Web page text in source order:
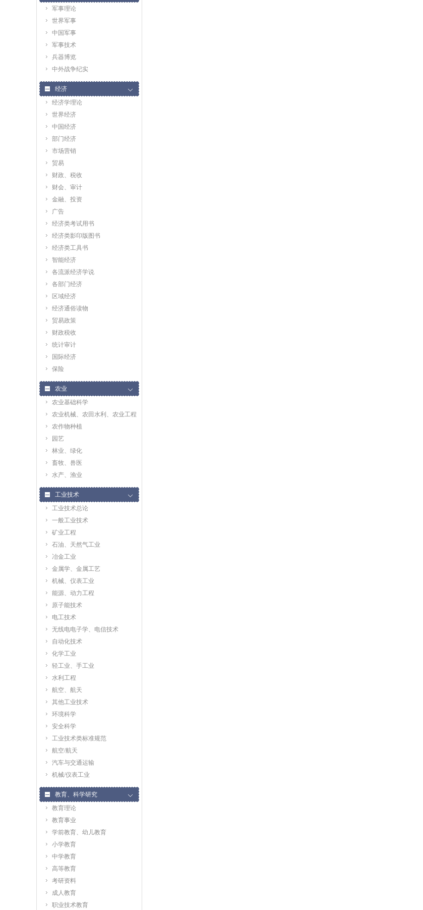
军事理论
世界军事
中国军事
军事技术
兵器博览
中外战争纪实
经济
经济学理论
世界经济
中国经济
部门经济
市场营销
贸易
财政、税收
财会、审计
金融、投资
广告
经济类考试用书
经济类影印版图书
经济类工具书
智能经济
各流派经济学说
各部门经济
区域经济
经济通俗读物
贸易政策
财政税收
统计审计
国际经济
保险
农业
农业基础科学
农业机械、农田水利、农业工程
农作物种植
园艺
林业、绿化
畜牧、兽医
水产、渔业
工业技术
工业技术总论
一般工业技术
矿业工程
石油、天然气工业
冶金工业
金属学、金属工艺
机械、仪表工业
能源、动力工程
原子能技术
电工技术
无线电电子学、电信技术
自动化技术
化学工业
轻工业、手工业
水利工程
航空、航天
其他工业技术
环境科学
安全科学
工业技术类标准规范
航空/航天
汽车与交通运输
机械/仪表工业
教育、科学研究
教育理论
教育事业
学前教育、幼儿教育
小学教育
中学教育
高等教育
考研资料
成人教育
职业技术教育